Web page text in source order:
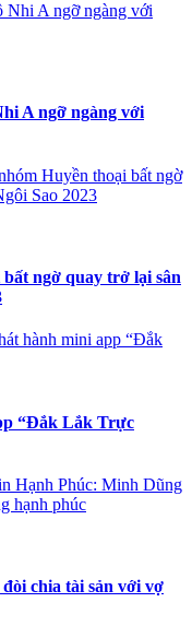
A ngỡ ngàng với
A ngỡ ngàng với
Huyền thoại bất ngờ
Sao 2023
ngờ quay trở lại sân
hành mini app “Đắk
“Đắk Lắk Trực
Hạnh Phúc: Minh Dũng
hạnh phúc
chia tài sản với vợ